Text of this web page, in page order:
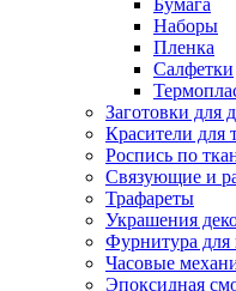
Бумага
Наборы
Пленка
Салфетки
Заготовки для
Красители для
Роспись по
Связующие и
Трафареты
Украшения
Фурнитура для
Часовые
Эпоксидная